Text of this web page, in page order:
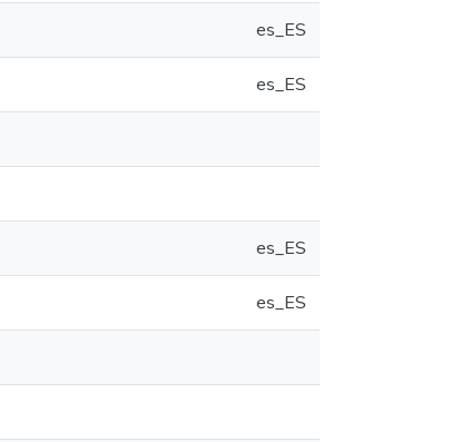
es_ES
es_ES
es_ES
es_ES